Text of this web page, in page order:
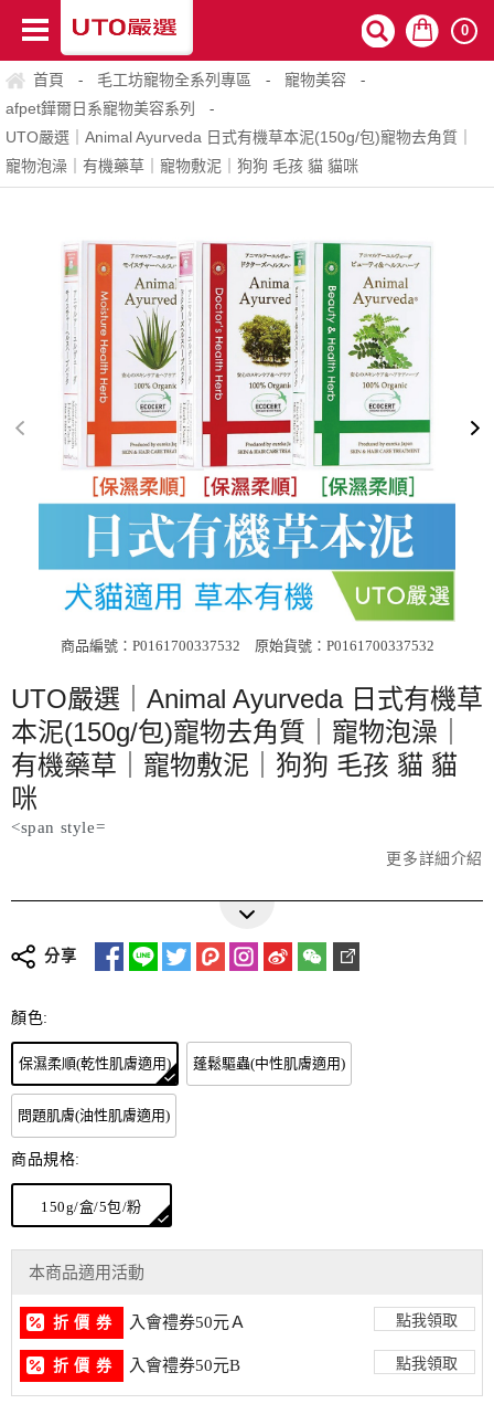
0
首頁 - 毛工坊寵物全系列專區 - 寵物美容 -
afpet鏵爾日系寵物美容系列 -
UTO嚴選｜Animal Ayurveda 日式有機草本泥(150g/包)寵物去角質｜
寵物泡澡｜有機藥草｜寵物敷泥｜狗狗 毛孩 貓 貓咪
商品編號：P0161700337532 原始貨號：P0161700337532
UTO嚴選｜Animal Ayurveda 日式有機草
本泥(150g/包)寵物去角質｜寵物泡澡｜
有機藥草｜寵物敷泥｜狗狗 毛孩 貓 貓
咪
<span style=
更多詳細介紹
分享
顏色:
保濕柔順(乾性肌膚適用) 蓬鬆驅蟲(中性肌膚適用)
問題肌膚(油性肌膚適用)
商品規格:
150g/盒/5包/粉
本商品適用活動
折 價 券 入會禮券50元Ａ 點我領取
折 價 券 入會禮券50元B 點我領取